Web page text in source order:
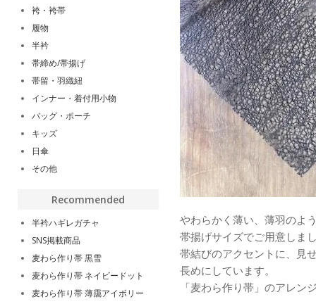
やわらかく薄い、薄羽のよ
帯揚げサイズでご用意しま
帯結びのアクセントに、見
長めにしています。
「麦わら作り帯」のアレン
袴・袴帯
履物
半衿
帯締め/帯揚げ
帯留・羽織紐
インナー・着付用小物
バッグ・ポーチ
キッズ
日傘
その他
Recommended
半衿ハギレガチャ
SNS掲載商品
麦わら作り帯 黒雪
麦わら作り帯 ネイビードット
麦わら作り帯 薄靄アイボリー